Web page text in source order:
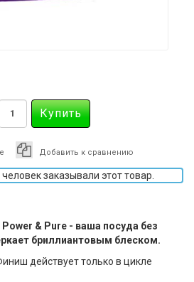
Добавить к сравнению
человек заказывали этот товар.
& Pure - ваша посуда без
бриллиантовым блеском.
действует только в цикле